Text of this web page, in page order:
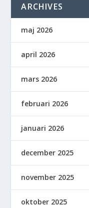
ARCHIVES
maj 2026
april 2026
mars 2026
februari 2026
januari 2026
december 2025
november 2025
oktober 2025